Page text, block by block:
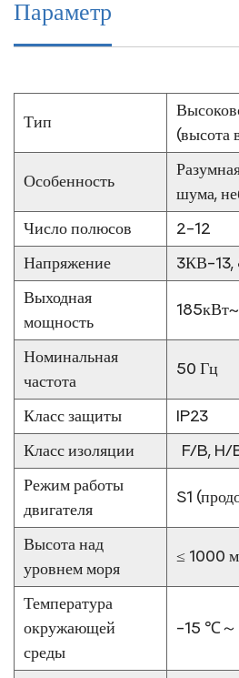
Параметр
Тип
(высота
Особенность
шума,
Число полюсов 2-12
Напряжение 3КВ-13,
Выходная
мощность
Номинальная
частота
50 Гц
Класс защиты IP23
Класс изоляции F/B, H/
Режим работы
двигателя
S1
Высота над
уровнем моря
≤ 1000 м
Температура
окружающей
среды
-15 ℃～